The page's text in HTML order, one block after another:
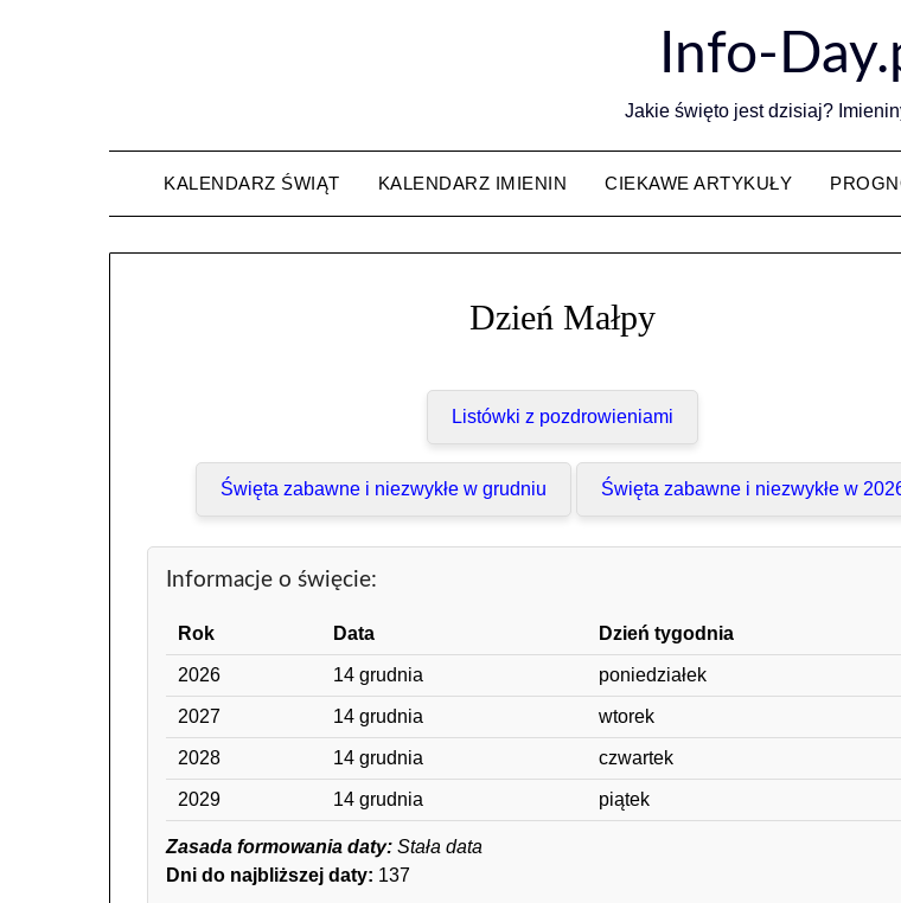
Info-
Jakie święto jest dzisiaj?
KALENDARZ ŚWIĄT KALENDARZ IMIENIN CIEKAWE ARTYKUŁY
Dzień Małpy
Listówki z pozdrowieniami
Święta zabawne i niezwykłe w grudniu Święta zabawne i niezwykłe w
Informacje o święcie:
Rok Data Dzień tygodnia
2026 14 grudnia poniedziałek
2027 14 grudnia wtorek
2028 14 grudnia czwartek
2029 14 grudnia piątek
Zasada formowania daty:Stała data
Dni do najbliższej daty: 137